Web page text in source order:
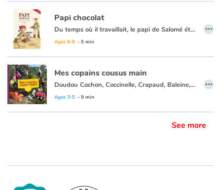
Papi chocolat
Du temps où il travaillait, le papi de Salomé était chocolatier. Hélas, depuis qu’il a pris sa retraite, il ne veut plus entendre parler de chocolat. Pour sa petite fille, fini les truffes et les mokas ! Impossible de le faire changer d’avis. Le papi est bien décidé à profiter de sa retraite pour prendre du bon temps. Mais la fillette est tout aussi résolue à retrouver son Papi Chocolat, celui des truffes et des mokas.
Ages 6-8 - 5 min
…
Mes copains cousus main
Doudou Cochon, Coccinelle, Crapaud, Baleine, Farfelu, Zèbre, Poule et Loup forment la douce ménagerie de cet ouvrage original mixant activité et fiction. Conçus à partir de tissu et de matériel de récup’, les huit sujets sont à fabriquer par de moyennes et grandes mains qui pourront choisir un doudou simple ou plus complexe, jamais irréalisable...
Ages 3-5 - 9 min
…
See more